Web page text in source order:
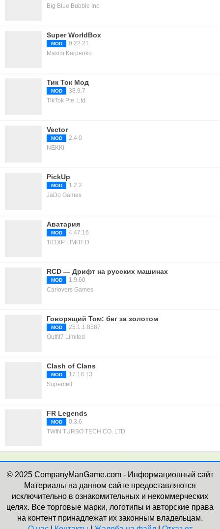
Big Blue Bubble Inc
Super WorldBox
MOD
0.22.21
Maxim Karpenko
Тик Ток Мод
MOD
38.9.7
TikTok Pte. Ltd.
Vector
MOD
2.4.0
NEKKI
PickUp
MOD
1.2.2
JaDo Games
Аватария
MOD
4.47.16
101XP LIMITED
RCD — Дрифт на русских машинах
MOD
1.9.60
Carlovers Games
Говорящий Том: бег за золотом
MOD
25.1.1.8587
Outfit7 Limited
Clash of Clans
MOD
17.18.13
Supercell
FR Legends
MOD
0.3.6
TWIN TURBO TECH CO. LTD
© 2025 CompanyManGame.com - Информационный сайт
Материалы на данном сайте предоставляются
исключительно в ознакомительных и некоммерческих
целях. Все торговые марки, логотипы и авторские права
на контент принадлежат их законным владельцам.